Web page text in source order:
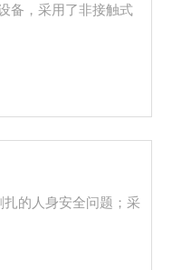
备，采用了非接触式
的人身安全问题；采